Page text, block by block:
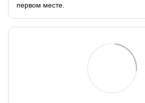
первом месте.